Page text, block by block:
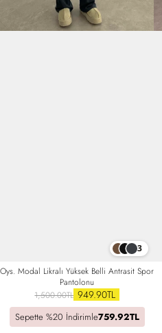
3
Oys. Modal Likralı Yüksek Belli Antrasit Spor
Pantolonu
1,500.00TL 949.90TL
Sepette %20 İndirimle759.92TL